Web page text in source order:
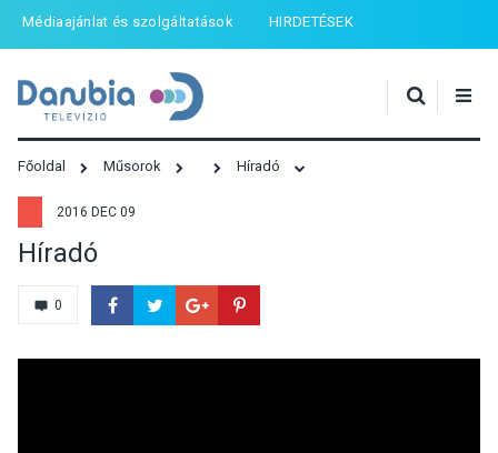
Médiaajánlat és szolgáltatások HIRDETÉSEK
Főoldal Műsorok Híradó
2016 DEC 09
Híradó
0